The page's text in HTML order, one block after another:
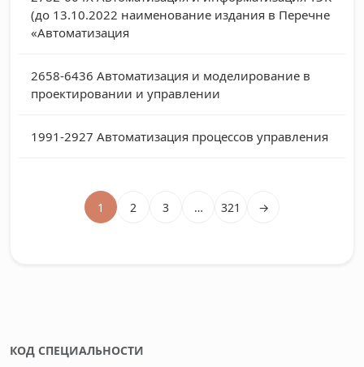
(до 13.10.2022 наименование издания в Перечне
«Автоматизация
2658-6436 Автоматизация и моделирование в
проектировании и управлении
1991-2927 Автоматизация процессов управления
1 2 3 … 321 →
КОД СПЕЦИАЛЬНОСТИ